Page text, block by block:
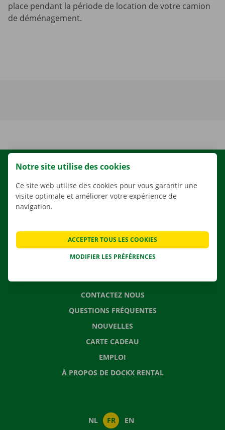
place pendant la période de location de votre camion
de déménagement.
LOCATION
NOS VÉHICULES
NOS SERVICES
APPLI
SOLUTIONS DE DÉMÉNAGEMENT
CONTACTEZ NOUS
QUESTIONS FRÉQUENTES
NOUVELLES
CARTE CADEAU
EMPLOI
À PROPOS DE DOCKX RENTAL
NL FR EN
Notre site utilise des cookies
Ce site web utilise des cookies pour vous garantir une
visite optimale et améliorer votre expérience de
navigation.
MODIFIER LES PRÉFÉRENCES
ACCEPTER TOUS LES COOKIES